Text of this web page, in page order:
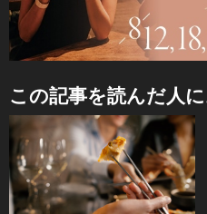
この記事を読んだ人